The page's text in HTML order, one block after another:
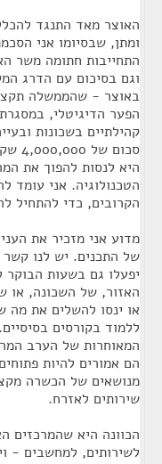
האוצר מאד התנגד
ומתן, שבסיומו אני
התחייבות חתומה משר
וגם בסיכום עם הדרג
קהילתיים בשכונות
היא לנסות להפוך את
הטכנולוגיה. אני עומד
הקרובים, כדי להתחיל
מדוע אני מזכיר את
של התכנים. יש לנו
יפעלו גם בשעות הבוקר
האזור, של השכונה, או
או ינסו להשלים את מה
ללמוד בקורסים
המאוחרות של הערב
הם אמורים להיות
מנושאים של הכשרה
שירותים לאזרח.
הכוונה היא שהמרכזים
לשירותים, למחשבים -